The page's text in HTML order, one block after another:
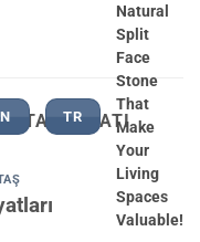
TR
Natural
Split
Face
Stone
That
Make
Your
Living
Spaces
Valuable!
TAŞI FIYATI